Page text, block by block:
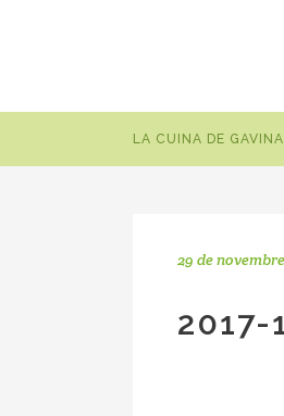
LA CUINA DE GAVINA
29 de
2017-